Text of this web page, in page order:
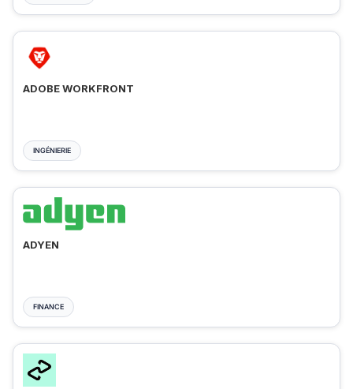
ADOBE WORKFRONT
INGÉNIERIE
ADYEN
FINANCE